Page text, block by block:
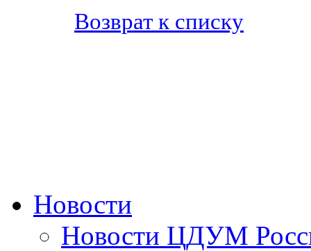
Возврат к списку
Новости
Новости ЦДУМ